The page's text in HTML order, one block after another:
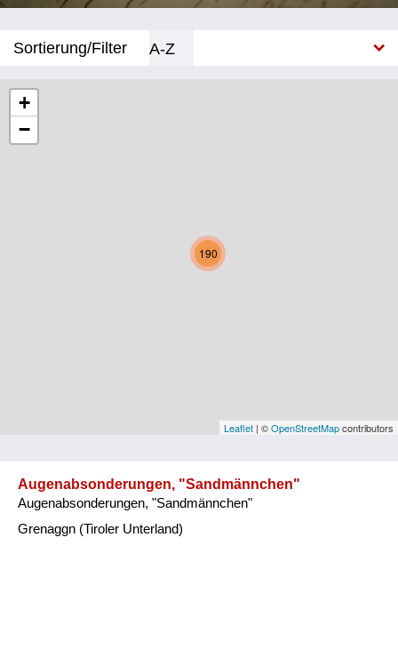
Sortierung/Filter
A-Z
Niederösterreich
Oberösterreich
Vorarlberg
Kategorie
190
+
−
Leaflet | ©OpenStreetMapcontributors
Augenabsonderungen, "Sandmännchen"
Augenabsonderungen, "Sandmännchen"
Grenaggn (Tiroler Unterland)